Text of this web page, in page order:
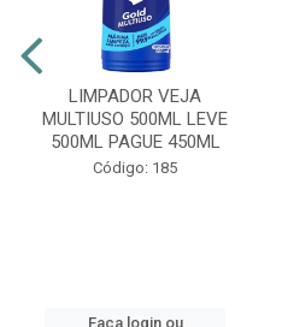
LIMPADOR VEJA
MULTIUSO 500ML LEVE
500ML PAGUE 450ML
Código: 185
Faça login ou